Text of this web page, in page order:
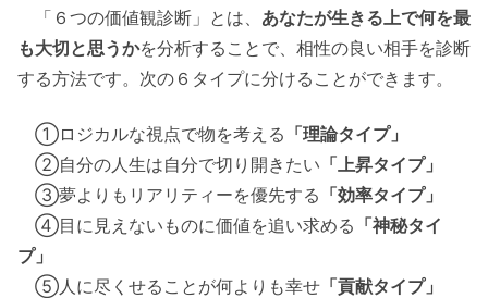
「６つの価値観診断」とは、 あなたが生きる上で何を最
も大切と思うかを分析することで、相性の良い相手を診断
する方法です。次の６タイプに分けることができます。
①ロジカルな視点で物を考える 「理論タイプ」
②自分の人生は自分で切り開きたい 「上昇タイプ」
③夢よりもリアリティーを優先する 「効率タイプ」
④目に見えないものに価値を追い求める 「神秘タイ
プ」
⑤人に尽くせることが何よりも幸せ 「貢献タイプ」